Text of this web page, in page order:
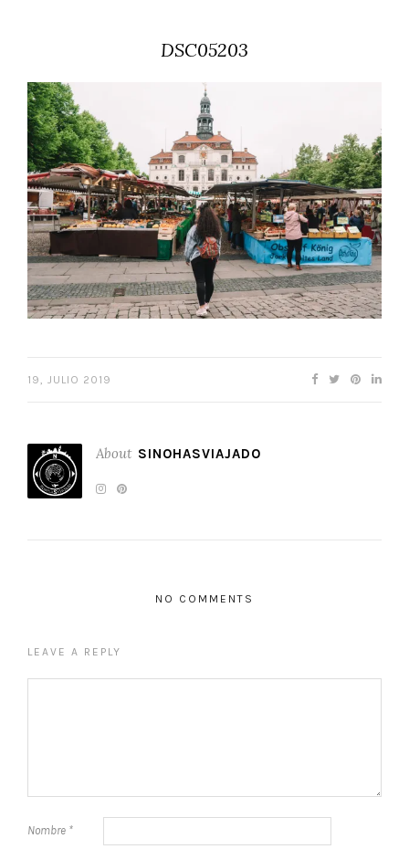
DSC05203
19, JULIO 2019
About SINOHASVIAJADO
NO COMMENTS
LEAVE A REPLY
Nombre *